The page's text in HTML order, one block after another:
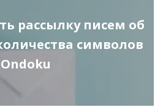
рассылку писем об
символов
Ondoku